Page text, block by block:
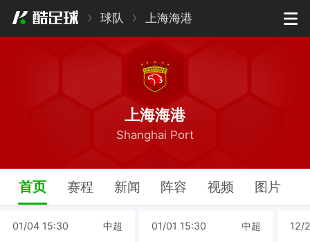
球队 上海海港
上海海港
Shanghai Port
首页 赛程 新闻 阵容 视频 图片
01/04 15:30 中超 01/01 15:30 中超 12/